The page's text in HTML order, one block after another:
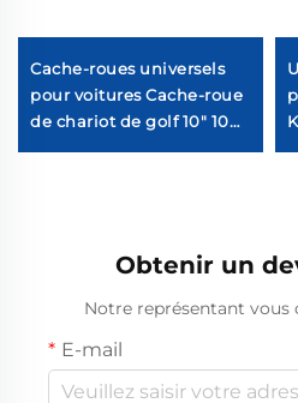
Cache-roues universels
pour voitures Cache-roue
de chariot de golf 10" 10
Obtenir un
Notre représentant vous
E-mail